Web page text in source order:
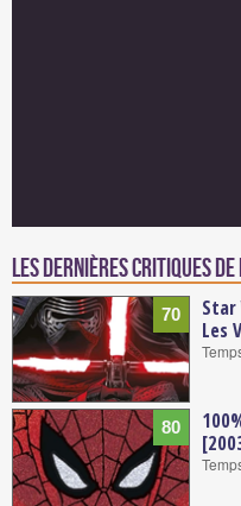
Les dernières critiques de
70
Star
Les
80